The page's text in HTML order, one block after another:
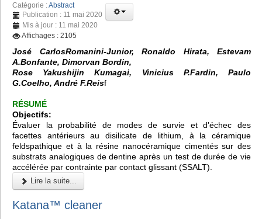
Catégorie :Abstract
Publication : 11 mai 2020
Mis à jour : 11 mai 2020
Affichages : 2105
José CarlosRomanini-Junior, Ronaldo Hirata, Estevam
A.Bonfante, Dimorvan Bordin,
Rose Yakushijin Kumagai, Vinicius P.Fardin, Paulo
G.Coelho, André F.Reisf
RÉSUMÉ
Objectifs:
Évaluer la probabilité de modes de survie et d'échec des
facettes antérieurs au disilicate de lithium, à la céramique
feldspathique et à la résine nanocéramique cimentés sur des
substrats analogiques de dentine après un test de durée de vie
accélérée par contrainte par contact glissant (SSALT).
Lire la suite...
Katana™ cleaner